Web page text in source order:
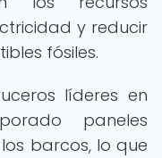
y reducir
fósiles.
líderes en
paneles
barcos, lo que